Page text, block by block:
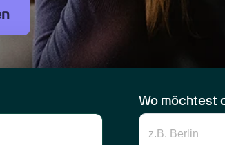
Wo möchtest